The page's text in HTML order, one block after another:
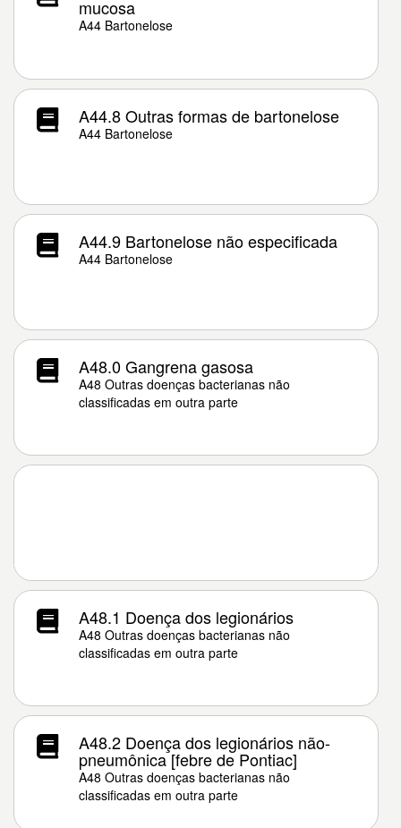
mucosa
A44 Bartonelose
A44.8 Outras formas de bartonelose
A44 Bartonelose
A44.9 Bartonelose não especificada
A44 Bartonelose
A48.0 Gangrena gasosa
A48 Outras doenças bacterianas não
classificadas em outra parte
A48.1 Doença dos legionários
A48 Outras doenças bacterianas não
classificadas em outra parte
A48.2 Doença dos legionários não-
pneumônica [febre de Pontiac]
A48 Outras doenças bacterianas não
classificadas em outra parte